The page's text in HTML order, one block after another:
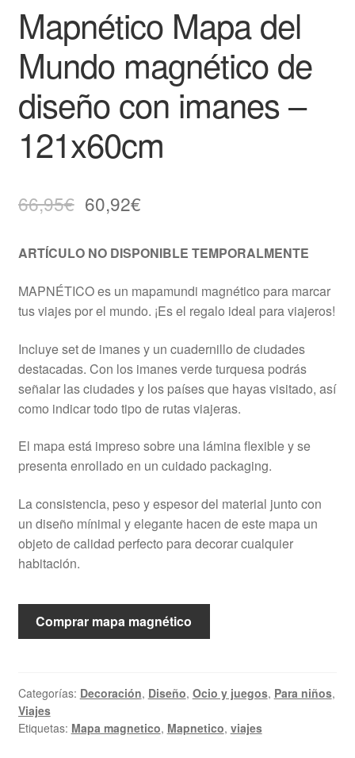
Mapnético Mapa del
Mundo magnético de
diseño con imanes –
121x60cm
66,95€ 60,92€
ARTÍCULO NO DISPONIBLE TEMPORALMENTE
MAPNÉTICO es un mapamundi magnético para marcar
tus viajes por el mundo. ¡Es el regalo ideal para viajeros!
Incluye set de imanes y un cuadernillo de ciudades
destacadas. Con los imanes verde turquesa podrás
señalar las ciudades y los países que hayas visitado, así
como indicar todo tipo de rutas viajeras.
El mapa está impreso sobre una lámina flexible y se
presenta enrollado en un cuidado packaging.
La consistencia, peso y espesor del material junto con
un diseño mínimal y elegante hacen de este mapa un
objeto de calidad perfecto para decorar cualquier
habitación.
Comprar mapa magnético
Categorías: Decoración, Diseño, Ocio y juegos, Para niños,
Viajes
Etiquetas: Mapa magnetico, Mapnetico, viajes